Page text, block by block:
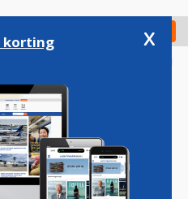
Check in
Vacatures
korting x